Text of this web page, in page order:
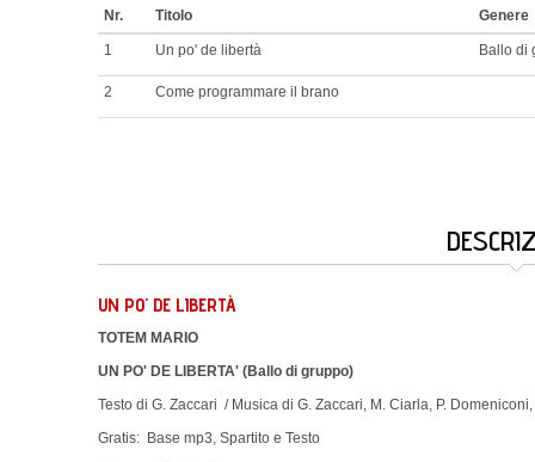
Nr. Titolo Genere
1 Un po' de libertà Ballo di
2 Come programmare il brano
UN PO' DE LIBERTÀ
TOTEM MARIO
UN PO' DE LIBERTA' (Ballo di gruppo)
Testo di G. Zaccari / Musica di G. Zaccari, M. Ciarla, P.
Gratis: Base mp3, Spartito e Testo